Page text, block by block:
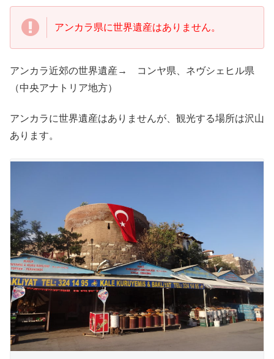
アンカラ県に世界遺産はありません。
アンカラ近郊の世界遺産→ コンヤ県、ネヴシェヒル県
（中央アナトリア地方）
アンカラに世界遺産はありませんが、観光する場所は沢山
あります。